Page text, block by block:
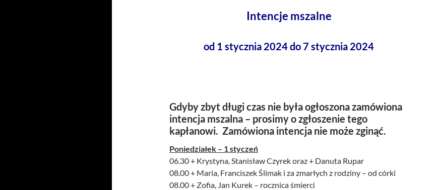
Intencje mszalne
od 1 stycznia 2024 do 7 stycznia 2024
Gdyby zbyt długi czas nie była ogłoszona zamówiona
intencja mszalna – prosimy o zgłoszenie tego
kapłanowi. Zamówiona intencja nie może zginąć.
Poniedziałek – 1 styczeń
06.30 + Krystyna, Stanisław Czyrek oraz + Danuta Rupar
08.00 + Maria, Franciszek Ślimak i za zmarłych z rodziny – od córki
08.00 + Zofia, Jan Kurek – rocznica śmierci